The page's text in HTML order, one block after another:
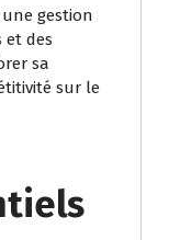
gestion
et des
sa
sur le